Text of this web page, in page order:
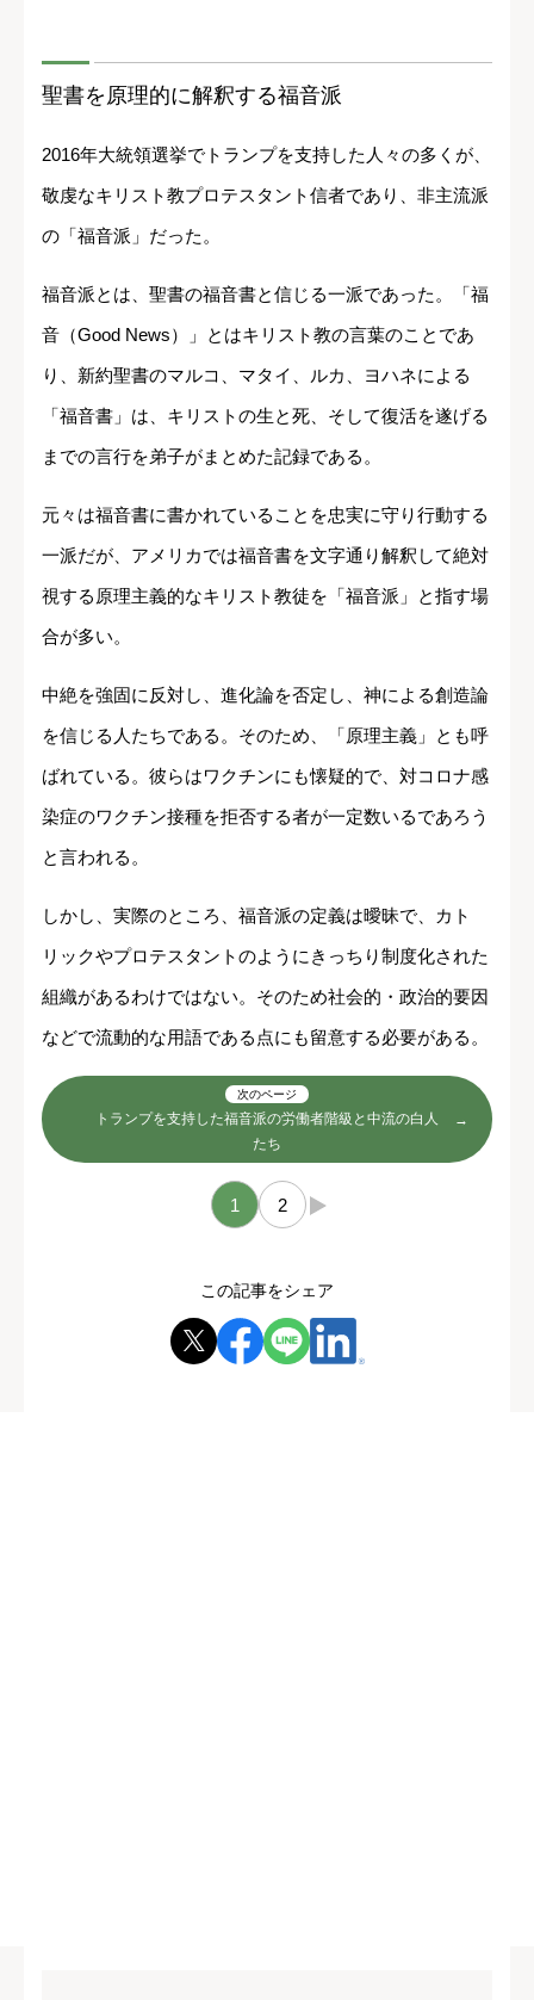
聖書を原理的に解釈する福音派
2016年大統領選挙でトランプを支持した人々の多くが、
敬虔なキリスト教プロテスタント信者であり、非主流派
の「福音派」だった。
福音派とは、聖書の福音書と信じる一派であった。「福
音（Good News）」とはキリスト教の言葉のことであ
り、新約聖書のマルコ、マタイ、ルカ、ヨハネによる
「福音書」は、キリストの生と死、そして復活を遂げる
までの言行を弟子がまとめた記録である。
元々は福音書に書かれていることを忠実に守り行動する
一派だが、アメリカでは福音書を文字通り解釈して絶対
視する原理主義的なキリスト教徒を「福音派」と指す場
合が多い。
中絶を強固に反対し、進化論を否定し、神による創造論
を信じる人たちである。そのため、「原理主義」とも呼
ばれている。彼らはワクチンにも懐疑的で、対コロナ感
染症のワクチン接種を拒否する者が一定数いるであろう
と言われる。
しかし、実際のところ、福音派の定義は曖昧で、カト
リックやプロテスタントのようにきっちり制度化された
組織があるわけではない。そのため社会的・政治的要因
などで流動的な用語である点にも留意する必要がある。
次のページ
トランプを支持した福音派の労働者階級と中流の白人
たち
1 2 →
この記事をシェア